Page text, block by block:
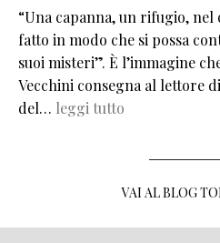
“Una capanna, un rifugio,
fatto in modo che si possa
suoi misteri”. È l’immagine
Vecchini consegna al lettore
del… leggi tutto
VAI AL BLOG